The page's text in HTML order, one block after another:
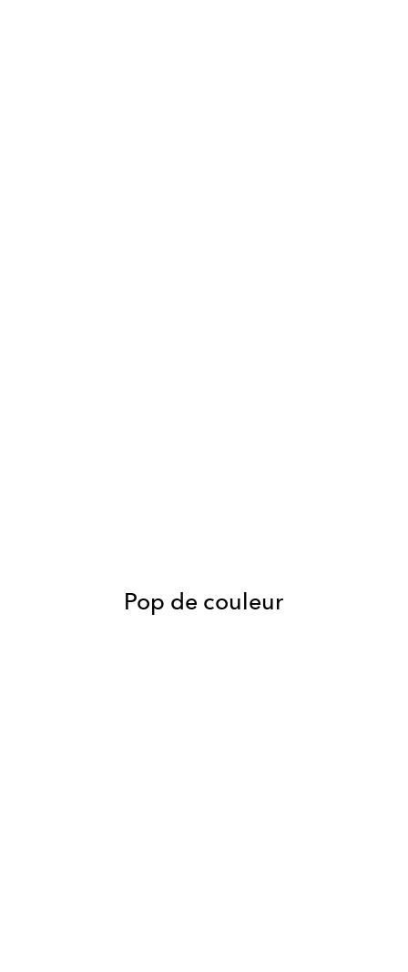
Pop de couleur